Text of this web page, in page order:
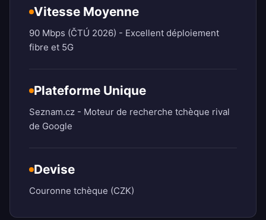
Vitesse Moyenne
90 Mbps (ČTÚ 2026) - Excellent déploiement
fibre et 5G
Plateforme Unique
Seznam.cz - Moteur de recherche tchèque rival
de Google
Devise
Couronne tchèque (CZK)